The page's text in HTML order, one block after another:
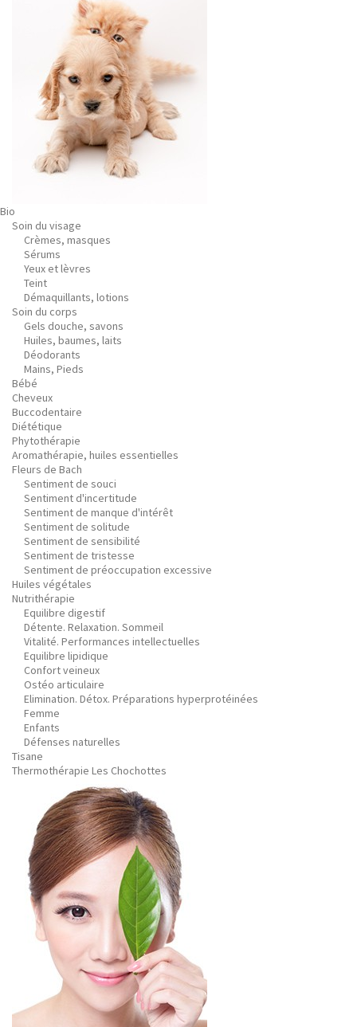
Bio
Soin du visage
Crèmes, masques
Sérums
Yeux et lèvres
Teint
Démaquillants, lotions
Soin du corps
Gels douche, savons
Huiles, baumes, laits
Déodorants
Mains, Pieds
Bébé
Cheveux
Buccodentaire
Diététique
Phytothérapie
Aromathérapie, huiles essentielles
Fleurs de Bach
Sentiment de souci
Sentiment d'incertitude
Sentiment de manque d'intérêt
Sentiment de solitude
Sentiment de sensibilité
Sentiment de tristesse
Sentiment de préoccupation excessive
Huiles végétales
Nutrithérapie
Equilibre digestif
Détente. Relaxation. Sommeil
Vitalité. Performances intellectuelles
Equilibre lipidique
Confort veineux
Ostéo articulaire
Elimination. Détox. Préparations hyperprotéinées
Femme
Enfants
Défenses naturelles
Tisane
Thermothérapie Les Chochottes